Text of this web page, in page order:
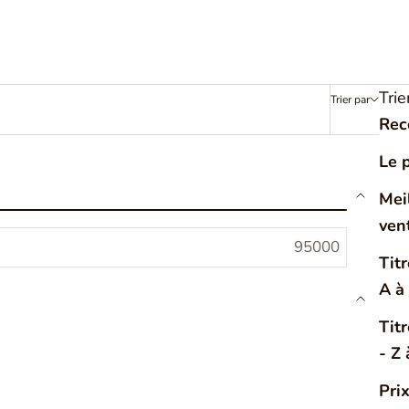
Filtrer
Trier par
Le
A à
- Z